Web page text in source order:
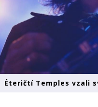
Éteričtí Temples vzali